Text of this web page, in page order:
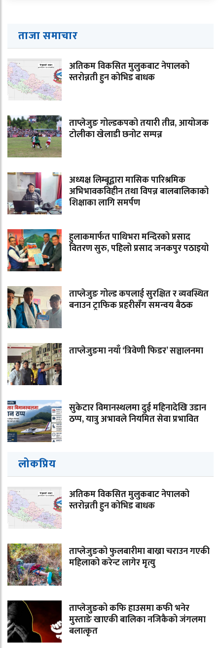
ताजा समाचार
अतिकम विकसित मुलुकबाट नेपालको
स्तरोन्नती हुन कोभिड बाधक
ताप्लेजुङ गोल्डकपको तयारी तीव्र, आयोजक
टोलीका खेलाडी छनोट सम्पन्न
अध्यक्ष लिम्बूद्वारा मासिक पारिश्रमिक
अभिभावकविहीन तथा विपन्न बालबालिकाको
शिक्षाका लागि समर्पण
हुलाकमार्फत पाथिभरा मन्दिरको प्रसाद
वितरण सुरु, पहिलो प्रसाद जनकपुर पठाइयो
ताप्लेजुङ गोल्ड कपलाई सुरक्षित र व्यवस्थित
बनाउन ट्राफिक प्रहरीसँग समन्वय बैठक
ताप्लेजुङमा नयाँ ‘त्रिवेणी फिडर’ सञ्चालनमा
सुकेटार विमानस्थलमा दुई महिनादेखि उडान
ठप्प, यात्रु अभावले नियमित सेवा प्रभावित
लोकप्रिय
अतिकम विकसित मुलुकबाट नेपालको
स्तरोन्नती हुन कोभिड बाधक
ताप्लेजुङको फुलबारीमा बाख्रा चराउन गएकी
महिलाको करेन्ट लागेर मृत्यु
ताप्लेजुङको कफि हाउसमा कफी भनेर
मुस्ताङे खाएकी बालिका नजिकैको जंगलमा
बलात्कृत